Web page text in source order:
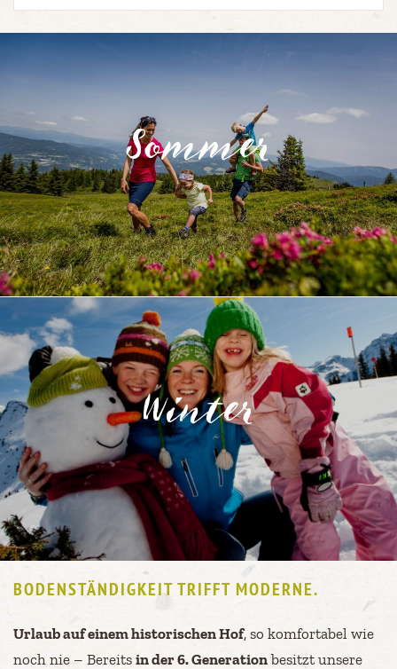
Sommer
Winter
BODENSTÄNDIGKEIT TRIFFT MODERNE.
Urlaub auf einem historischen Hof, so komfortabel wie
noch nie – Bereits in der 6. Generation besitzt unsere